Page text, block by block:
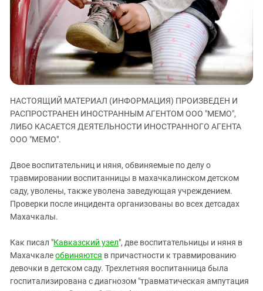
ЗАСТАВЛЯЕТ
КАВКАЗ ЗА ПАЛЕСТИНУ
ИНАКОМЫСЛИЕ В ЧЕЧНЕ
ПРЕСЛЕДОВАНИЕ АКТИВИСТОВ
МОБИЛИЗАЦИЯ И ПРОТЕСТЫ
Дагестан
Ингушетия
Кабардино-Балкария
Калмыкия
Карачаево-Черкесия
Краснодарский край
Нагорный Карабах
Российская Федерация
СКФО
Ставропольский край
Южная Осетия
ЮФО
НАСТОЯЩИЙ МАТЕРИАЛ (ИНФОРМАЦИЯ) ПРОИЗВЕДЕН И
РАСПРОСТРАНЕН ИНОСТРАННЫМ АГЕНТОМ ООО "МЕМО",
ЛИБО КАСАЕТСЯ ДЕЯТЕЛЬНОСТИ ИНОСТРАННОГО АГЕНТА
ООО "МЕМО".
Двое воспитательниц и няня, обвиняемые по делу о
травмировании воспитанницы в махачкалинском детском
саду, уволены, также уволена заведующая учреждением.
Проверки после инцидента организованы во всех детсадах
Махачкалы.
Как писал "Кавказский узел", две воспитательницы и няня в
Махачкалеобвиняются в причастности к травмированию
девочки в детском саду. Трехлетняя воспитанница была
госпитализирована с диагнозом "травматическая ампутация